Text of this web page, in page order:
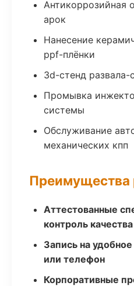
Антикоррозийная
арок
Нанесение
ppf-плёнки
3d-стенд развала-
Промывка
системы
Обслуживание
механических кпп
Преимущества
Аттестованные
контроль качества
Запись на
или телефон
Корпоративные